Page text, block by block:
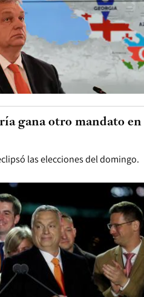
las elecciones del domingo.
gana otro mandato en